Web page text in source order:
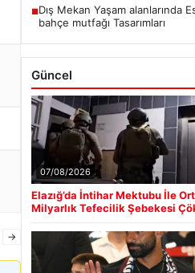
→
■Dış Mekan Yaşam alanlarında
bahçe mutfağı Tasarımları
Güncel
07/08/2026
Elazığ’da İntihar Mektubu İle
Milyarlık Tefecilik Şebekesi